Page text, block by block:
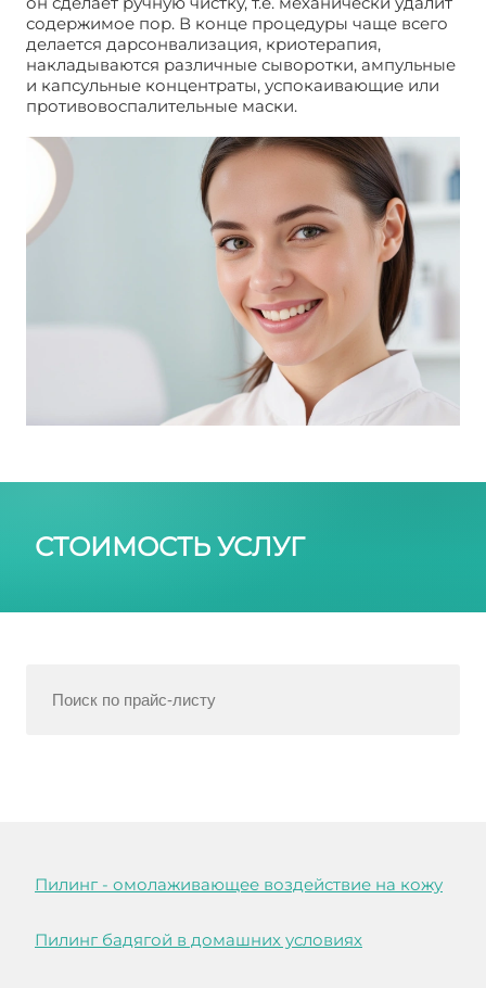
содержимое пор. В конце процедуры чаще всего
делается дарсонвализация, криотерапия,
накладываются различные сыворотки, ампульные
и капсульные концентраты, успокаивающие или
противовоспалительные маски.
СТОИМОСТЬ УСЛУГ
Пилинг - омолаживающее воздействие на кожу
Пилинг бадягой в домашних условиях